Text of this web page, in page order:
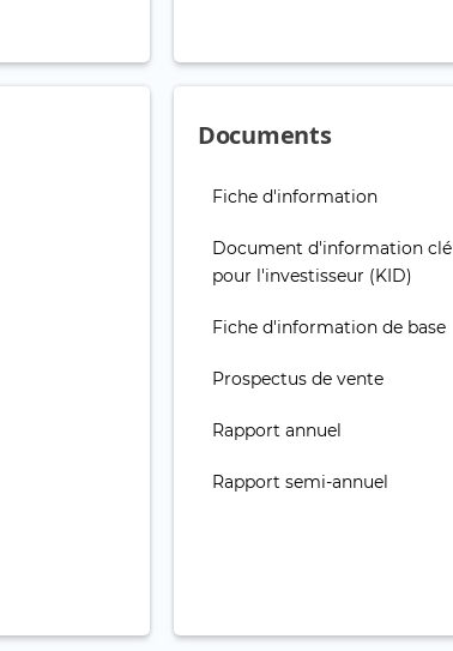
Documents
Fiche d'information
Document d'information clé
pour l'investisseur (KID)
Fiche d'information de base
Prospectus de vente
Rapport annuel
Rapport semi-annuel